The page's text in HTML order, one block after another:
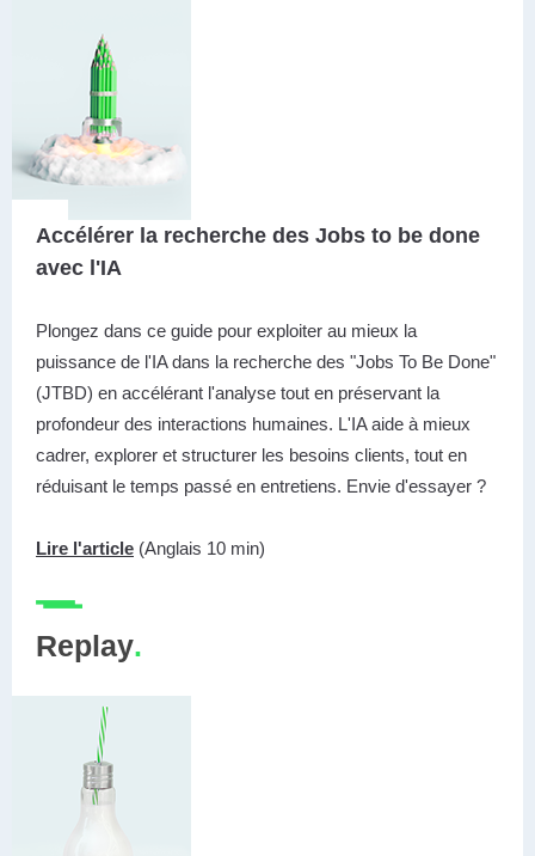
Accélérer la recherche des Jobs to be done
avec l'IA
Plongez dans ce guide pour exploiter au mieux la
puissance de l'IA dans la recherche des "Jobs To Be Done"
(JTBD) en accélérant l'analyse tout en préservant la
profondeur des interactions humaines. L'IA aide à mieux
cadrer, explorer et structurer les besoins clients, tout en
réduisant le temps passé en entretiens. Envie d'essayer ?
Lire l'article (Anglais 10 min)
Replay.